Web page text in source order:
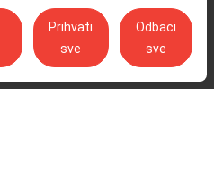
Prihvati
sve
Odbaci
sve